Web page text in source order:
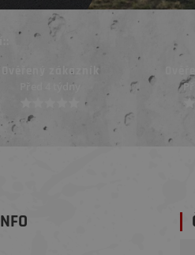
Ověřený zákazník
Před 4 týdny